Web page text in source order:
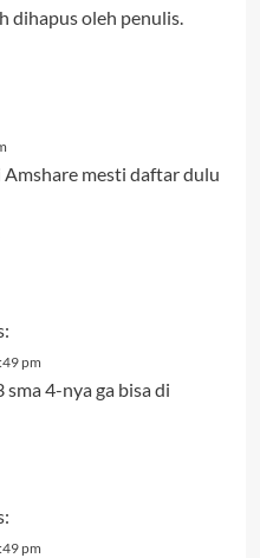
dihapus oleh penulis.
mesti daftar dulu
pm
sma 4-nya ga bisa di
pm